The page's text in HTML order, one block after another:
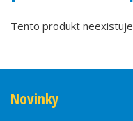
Tento produkt neexistuje
Novinky